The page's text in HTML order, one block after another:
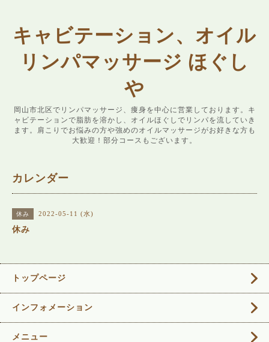
キャビテーション、オイル
リンパマッサージ ほぐし
や
岡山市北区でリンパマッサージ、痩身を中心に営業しております。キ
ャビテーションで脂肪を溶かし、オイルほぐしでリンパを流していき
ます。肩こりでお悩みの方や強めのオイルマッサージがお好きな方も
大歓迎！部分コースもございます。
カレンダー
休み 2022-05-11 (水)
休み
トップページ
インフォメーション
メニュー